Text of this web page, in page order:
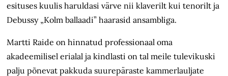
esituses kuulis haruldasi värve nii klaverilt kui tenorilt ja
Debussy „Kolm ballaadi” haarasid ansambliga.
Martti Raide on hinnatud professionaal oma
akadeemilisel erialal ja kindlasti on tal meile tulevikuski
palju põnevat pakkuda suurepäraste kammerlauljate